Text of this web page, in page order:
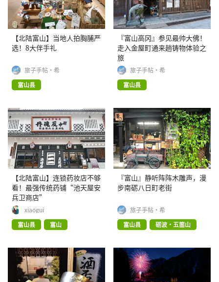
【北陆富山】当地人拍胸脯严
选！8大伴手礼
旅子手帖·希
富山县
『富山高冈』参见最帅大佛！
走入金屋町通来趟铸物体验之
旅
旅子手帖·希
富山县
【北陆富山】连锁药妆店不够
看！最强传统药铺“池天屋安
兵卫商店”
xiaogui
富山县
富山
『富山』静听阵阵木雕声，漫
步南砺八日町老街
旅子手帖·希
富山县
砺波・五箇山